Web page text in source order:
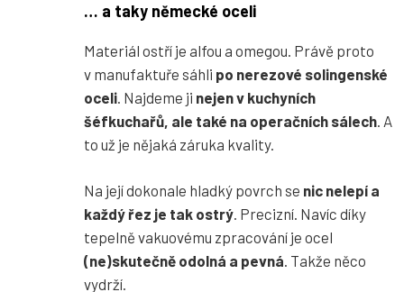
… a taky německé oceli
Materiál ostří je alfou a omegou. Právě proto
v manufaktuře sáhli po nerezové solingenské
oceli. Najdeme ji nejen v kuchyních
šéfkuchařů, ale také na operačních sálech. A
to už je nějaká záruka kvality.
Na její dokonale hladký povrch se nic nelepí a
každý řez je tak ostrý. Precizní. Navíc díky
tepelně vakuovému zpracování je ocel
(ne)skutečně odolná a pevná. Takže něco
vydrží.